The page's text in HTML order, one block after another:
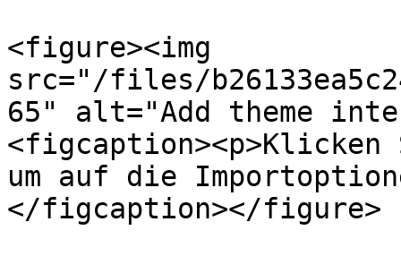
<figure><img
src="/files/
65" alt="Add theme
<figcaption><p>Klicken
um auf die
</figcaption></figure>